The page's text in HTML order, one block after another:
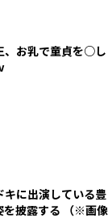
、お乳で童貞を○し
キに出演している豊
を披露する （※画像